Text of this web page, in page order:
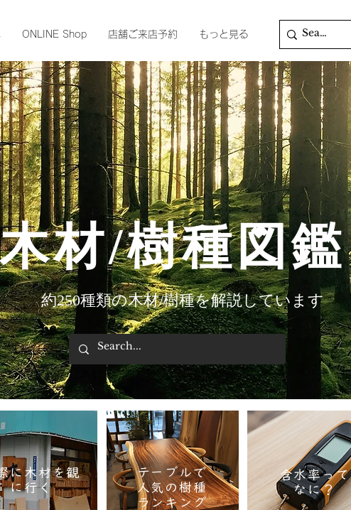
ONLINE Shop 店舗ご来店予約 もっと見る
材/樹種図鑑
​約250種類の木材/樹種を解説しています
に木材を観
に行く
テーブルで
人気の樹種
​ランキング
含水率って
なに？